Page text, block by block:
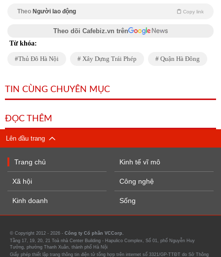
Theo Người lao động Copy link
Theo dõi Cafebiz.vn trên
Từ khóa:
Thủ Đô Hà Nội Xây Dựng Trái Phép Quận Hà Đông
TIN CÙNG CHUYÊN MỤC
ĐỌC THÊM
Lên đầu trang
Trang chủ
Xã hội
Kinh doanh
Kinh tế vĩ mô
Công nghệ
Sống
© Copyright 2012 - 2026 - Công ty Cổ phần VCCorp.
Tầng 17, 19, 20, 21 Toà nhà Center Building - Hapulico Complex, Số 01, phố Nguyễn Huy
Tưởng, phường Thanh Xuân, thành phố Hà Nội
Giấy phép thiết lập trang thông tin điện tử tổng hợp trên internet số 3321/GP-TTĐT do Sở Thông